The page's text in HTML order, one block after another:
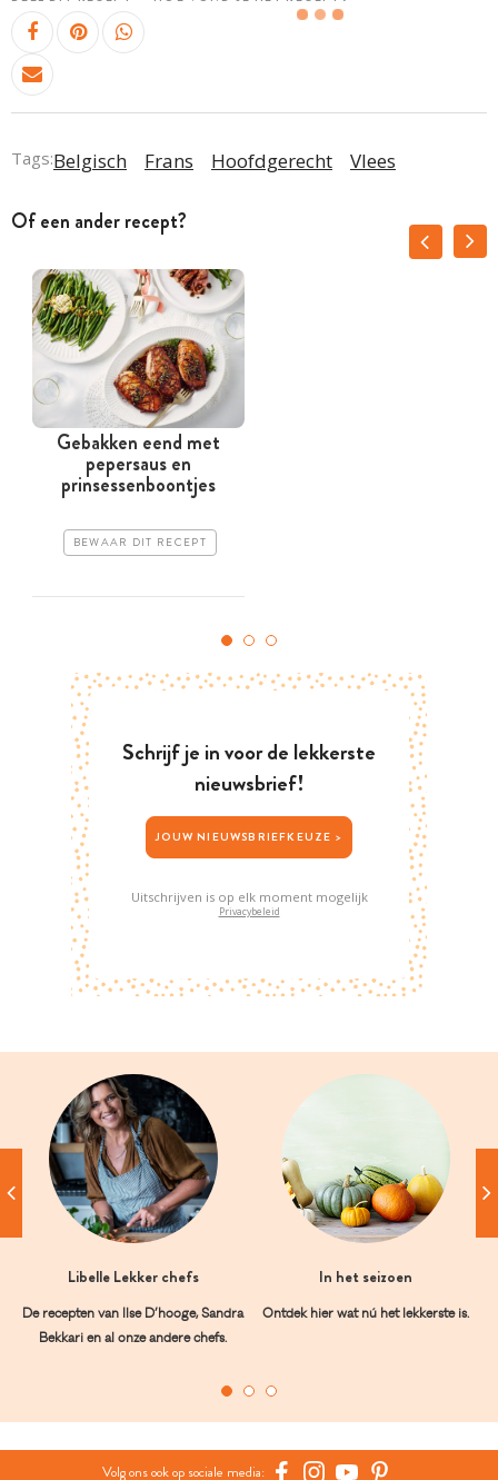
Tags:Belgisch Frans Hoofdgerecht Vlees
Of een ander recept?
Gebakken eend met
pepersaus en
prinsessenboontjes
BEWAAR DIT RECEPT
Schrijf je in voor de lekkerste
nieuwsbrief!
JOUW NIEUWSBRIEFKEUZE >
Uitschrijven is op elk moment mogelijk
Privacybeleid
Libelle Lekker chefs
De recepten van Ilse D’hooge, Sandra
Bekkari en al onze andere chefs.
In het seizoen
Ontdek hier wat nú het lekkerste is.
Volg ons ook op sociale media: